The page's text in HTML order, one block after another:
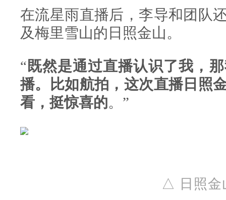
在流星雨直播后，李导和团队
及梅里雪山的日照金山。
“ 既然是通过直播认识了我，
播。比如航拍，这次直播日照
看，挺惊喜的。”
△ 日照金